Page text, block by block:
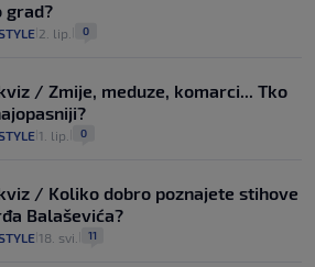
grad?
2. lip. 0
/ Zmije, meduze, komarci... Tko
1. lip. 0
/ Koliko dobro poznajete stihove
Balaševića?
18. svi. 11